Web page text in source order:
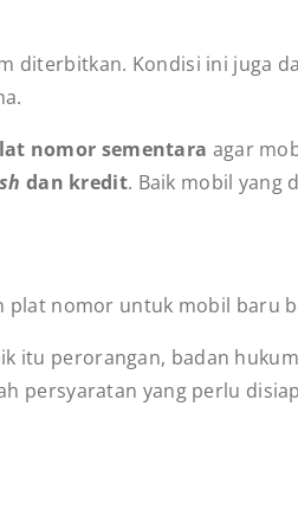
diterbitkan. Kondisi ini juga
nomor sementara agar
dan kredit. Baik mobil yang
plat nomor untuk mobil baru
itu perorangan, badan
persyaratan yang perlu